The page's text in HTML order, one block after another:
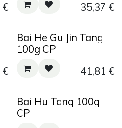
€
35,37 €
€
Bai He Gu Jin Tang
100g CP
41,81 €
Bai Hu Tang 100g
CP